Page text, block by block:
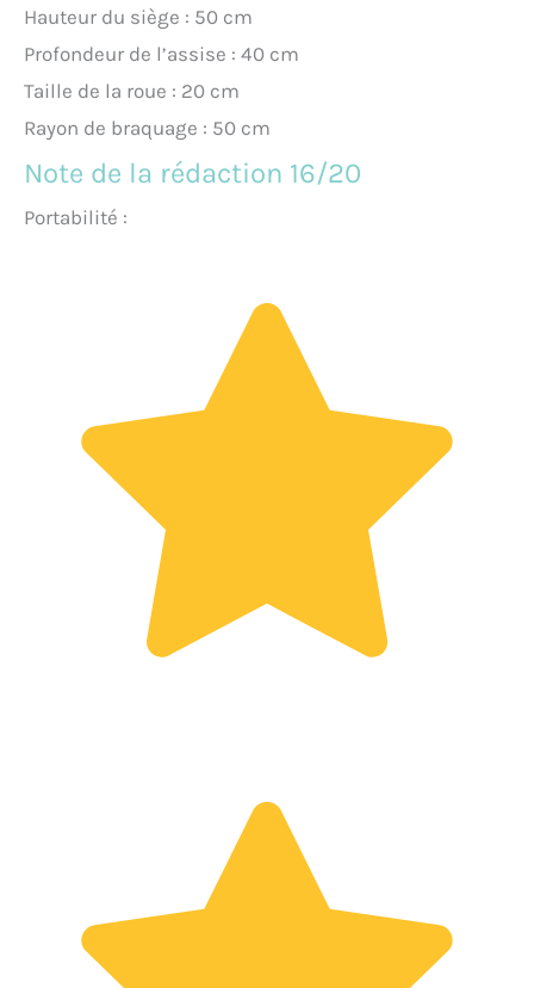
Hauteur du siège : 50 cm
Profondeur de l’assise : 40 cm
Taille de la roue : 20 cm
Rayon de braquage : 50 cm
Note de la rédaction 16/20
Portabilité :